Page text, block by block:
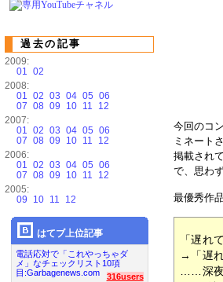
今回のコ
ミネート
掲載され
で、思わ
最優秀作
「遅れ
→「遅
……深
過去の記事
2009:
01 02
2008:
01 02 03 04 05 06
07 08 09 10 11
12
2007:
01 02 03 04 05 06
07 08 09 10 11
12
2006:
01 02 03 04 05 06
07 08 09 10 11
12
2005:
09
10 11 12
はてブ上位記事
電話応対で「これやっちゃダ
メ」なチェックリスト10項
目:Garbagenews.com
316users